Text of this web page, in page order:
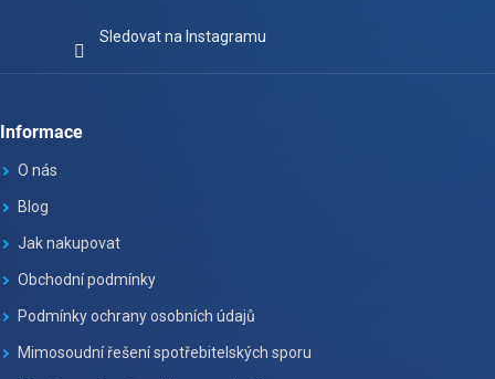
Sledovat na Instagramu
Informace
O nás
Blog
Jak nakupovat
Obchodní podmínky
Podmínky ochrany osobních údajů
Mimosoudní řešení spotřebitelských sporu